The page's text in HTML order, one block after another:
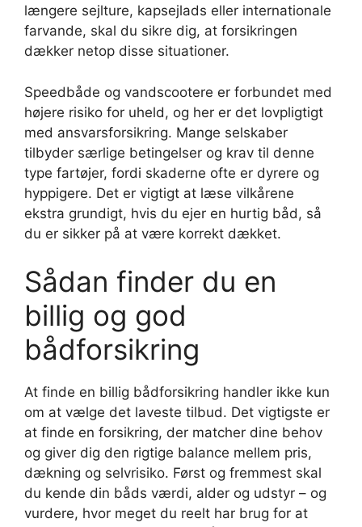
længere sejlture, kapsejlads eller internationale
farvande, skal du sikre dig, at forsikringen
dækker netop disse situationer.
Speedbåde og vandscootere er forbundet med
højere risiko for uheld, og her er det lovpligtigt
med ansvarsforsikring. Mange selskaber
tilbyder særlige betingelser og krav til denne
type fartøjer, fordi skaderne ofte er dyrere og
hyppigere. Det er vigtigt at læse vilkårene
ekstra grundigt, hvis du ejer en hurtig båd, så
du er sikker på at være korrekt dækket.
Sådan finder du en
billig og god
bådforsikring
At finde en billig bådforsikring handler ikke kun
om at vælge det laveste tilbud. Det vigtigste er
at finde en forsikring, der matcher dine behov
og giver dig den rigtige balance mellem pris,
dækning og selvrisiko. Først og fremmest skal
du kende din båds værdi, alder og udstyr – og
vurdere, hvor meget du reelt har brug for at